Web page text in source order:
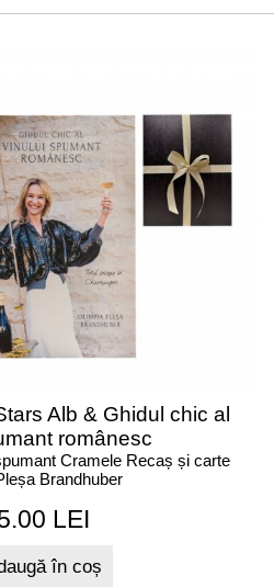
Alb & Ghidul chic al
românesc
Cramele Recaș și carte
Brandhuber
LEI
în coș